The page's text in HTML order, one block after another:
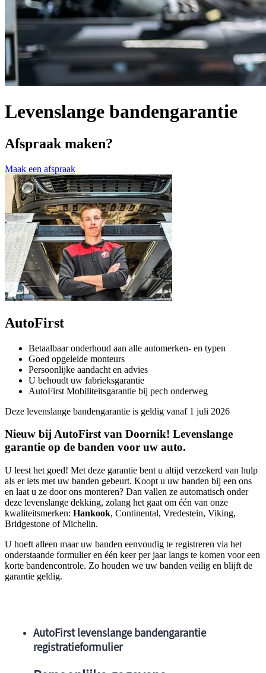
Levenslange bandengarantie
Afspraak maken?
Maak een afspraak
AutoFirst
Betaalbaar onderhoud aan alle automerken- en typen
Goed opgeleide monteurs
Persoonlijke aandacht en advies
U behoudt uw fabrieksgarantie
AutoFirst Mobiliteitsgarantie bij pech onderweg
Deze levenslange bandengarantie is geldig vanaf 1 juli 2026
Nieuw bij AutoFirst van Doornik! Levenslange
garantie op de banden voor uw auto.
U leest het goed! Met deze garantie bent u altijd verzekerd van hulp
als er iets met uw banden gebeurt. Koopt u uw banden bij een ons
en laat u ze door ons monteren? Dan vallen ze automatisch onder
deze levenslange dekking, zolang het gaat om één van onze
kwaliteitsmerken: Hankook, Continental, Vredestein, Viking,
Bridgestone of Michelin.
U hoeft alleen maar uw banden eenvoudig te registreren via het
onderstaande formulier en één keer per jaar langs te komen voor een
korte bandencontrole. Zo houden we uw banden veilig en blijft de
garantie geldig.